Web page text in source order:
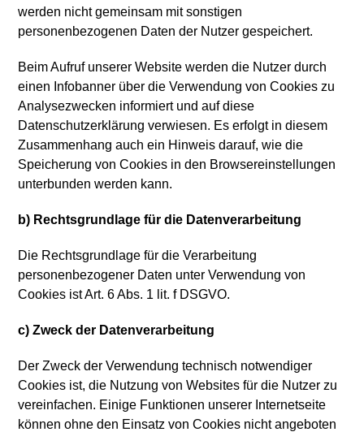
werden nicht gemeinsam mit sonstigen
personenbezogenen Daten der Nutzer gespeichert.
Beim Aufruf unserer Website werden die Nutzer durch
einen Infobanner über die Verwendung von Cookies zu
Analysezwecken informiert und auf diese
Datenschutzerklärung verwiesen. Es erfolgt in diesem
Zusammenhang auch ein Hinweis darauf, wie die
Speicherung von Cookies in den Browsereinstellungen
unterbunden werden kann.
b) Rechtsgrundlage für die Datenverarbeitung
Die Rechtsgrundlage für die Verarbeitung
personenbezogener Daten unter Verwendung von
Cookies ist Art. 6 Abs. 1 lit. f DSGVO.
c) Zweck der Datenverarbeitung
Der Zweck der Verwendung technisch notwendiger
Cookies ist, die Nutzung von Websites für die Nutzer zu
vereinfachen. Einige Funktionen unserer Internetseite
können ohne den Einsatz von Cookies nicht angeboten